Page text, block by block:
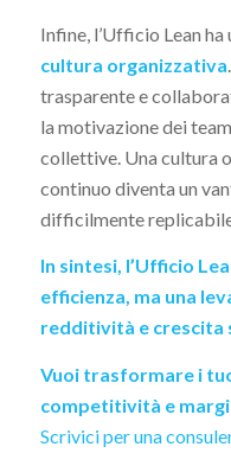
Infine, l’Ufficio Lean
cultura organizzativa
trasparente e
la motivazione dei
collettive. Una cultura
continuo diventa un
difficilmente
In sintesi, l’Ufficio
efficienza, ma una
redditività e crescita
Vuoi trasformare i
competitività e
Scrivici per una